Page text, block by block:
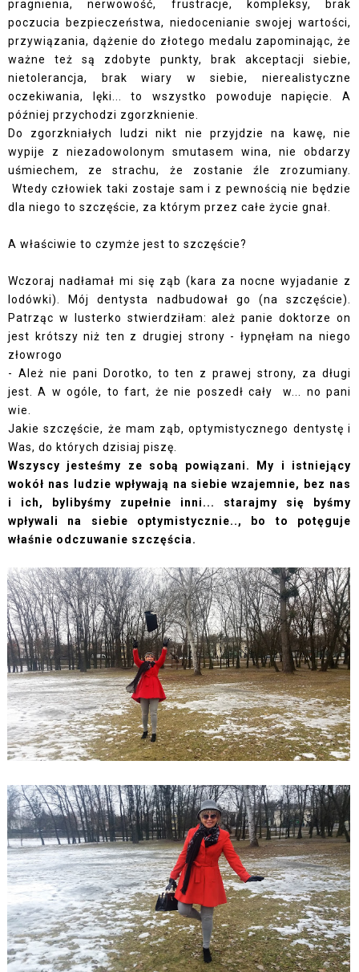
pragnienia, nerwowość, frustracje, kompleksy, brak
poczucia bezpieczeństwa, niedocenianie swojej wartości,
przywiązania, dążenie do złotego medalu zapominając, że
ważne też są zdobyte punkty, brak akceptacji siebie,
nietolerancja, brak wiary w siebie, nierealistyczne
oczekiwania, lęki... to wszystko powoduje napięcie. A
później przychodzi zgorzknienie.
Do zgorzkniałych ludzi nikt nie przyjdzie na kawę, nie
wypije z niezadowolonym smutasem wina, nie obdarzy
uśmiechem, ze strachu, że zostanie źle zrozumiany.
Wtedy człowiek taki zostaje sam i z pewnością nie będzie
dla niego to szczęście, za którym przez całe życie gnał.
A właściwie to czymże jest to szczęście?
Wczoraj nadłamał mi się ząb (kara za nocne wyjadanie z
lodówki). Mój dentysta nadbudował go (na szczęście).
Patrząc w lusterko stwierdziłam: ależ panie doktorze on
jest krótszy niż ten z drugiej strony - łypnęłam na niego
złowrogo
- Ależ nie pani Dorotko, to ten z prawej strony, za długi
jest. A w ogóle, to fart, że nie poszedł cały w... no pani
wie.
Jakie szczęście, że mam ząb, optymistycznego dentystę i
Was, do których dzisiaj piszę.
Wszyscy jesteśmy ze sobą powiązani. My i istniejący
wokół nas ludzie wpływają na siebie wzajemnie, bez nas
i ich, bylibyśmy zupełnie inni... starajmy się byśmy
wpływali na siebie optymistycznie.., bo to potęguje
właśnie odczuwanie szczęścia.